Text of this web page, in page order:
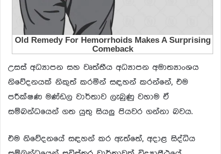
උසස් අධ්‍යාපන සහ වෘත්තීය අධ්‍යාපන අමාත්‍යාංශය
නිවේදනයක් නිකුත් කරමින් සඳහන් කරන්නේ, එම
පරීක්ෂණ මණ්ඩල වාර්තාව ලැබුණු වහාම ඒ
සම්බන්ධයෙන් ගත යුතු සියලු පියවර ගන්නා බවය.
එම නිවේදනයේ සඳහන් කර ඇත්තේ, අදාළ සිද්ධිය